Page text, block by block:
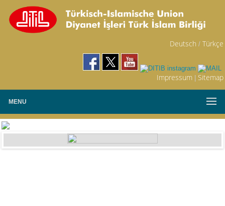
Deutsch / Türkçe
Impressum| Sitemap
MENU